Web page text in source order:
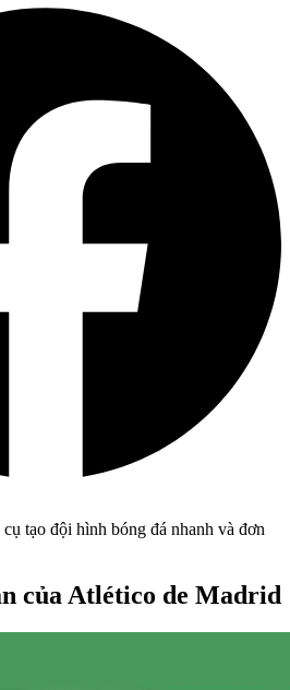
tạo đội hình bóng đá nhanh và đơn
của Atlético de Madrid